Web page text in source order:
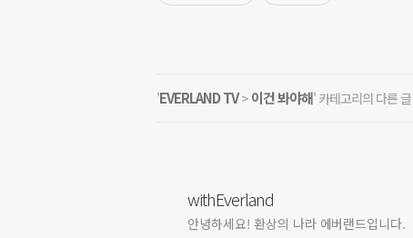
'EVERLAND TV> 이건 봐야해' 카테고리의 다른 글
withEverland
안녕하세요! 환상의 나라 에버랜드입니다.